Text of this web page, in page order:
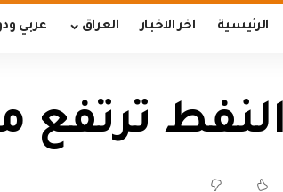
الرئيسية اخر الاخبار العراق عربي
ترتفع